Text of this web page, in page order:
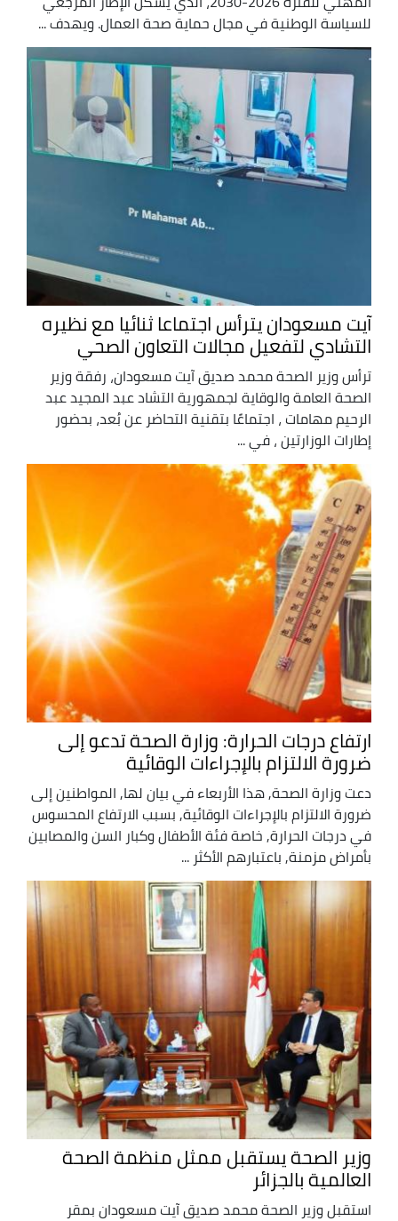
للسياسة الوطنية في مجال حماية صحة العمال. ويهدف ...
آيت مسعودان يترأس اجتماعا ثنائيا مع نظيره
التشادي لتفعيل مجالات التعاون الصحي
ترأس وزير الصحة محمد صديق آيت مسعودان، رفقة وزير
الصحة العامة والوقاية لجمهورية التشاد عبد المجيد عبد
الرحيم مهامات ، اجتماعًا بتقنية التحاضر عن بُعد، بحضور
إطارات الوزارتين ، في ...
ارتفاع درجات الحرارة: وزارة الصحة تدعو إلى
ضرورة الالتزام بالإجراءات الوقائية
دعت وزارة الصحة, هذا الأربعاء في بيان لها, المواطنين إلى
ضرورة الالتزام بالإجراءات الوقائية, بسبب الارتفاع المحسوس
في درجات الحرارة, خاصة فئة الأطفال وكبار السن والمصابين
بأمراض مزمنة, باعتبارهم الأكثر ...
وزير الصحة يستقبل ممثل منظمة الصحة
العالمية بالجزائر
استقبل وزير الصحة محمد صديق آيت مسعودان بمقر